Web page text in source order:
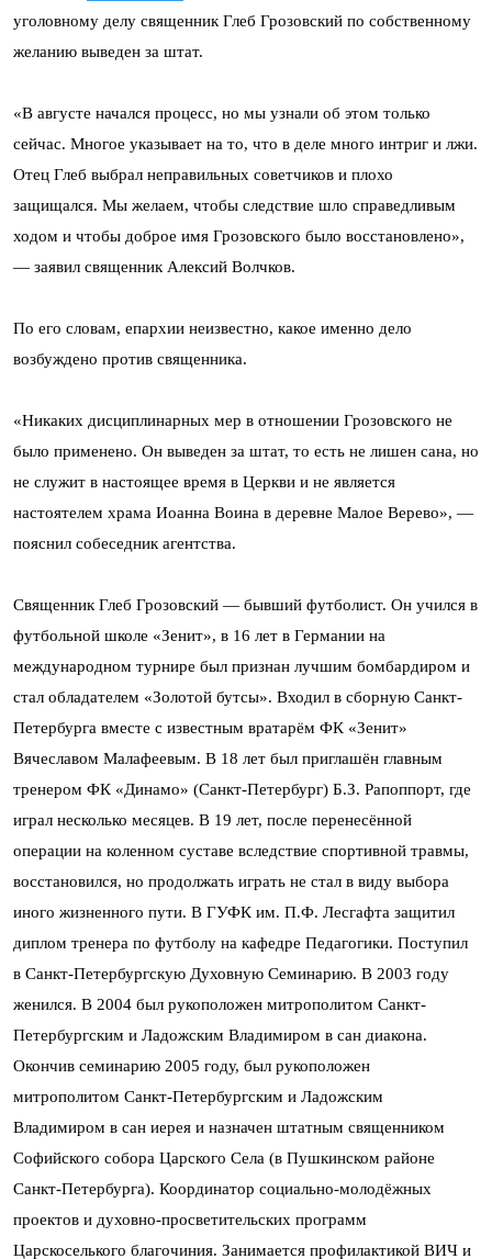
уголовному делу священник Глеб Грозовский по собственному
желанию выведен за штат.
«В августе начался процесс, но мы узнали об этом только
сейчас. Многое указывает на то, что в деле много интриг и лжи.
Отец Глеб выбрал неправильных советчиков и плохо
защищался. Мы желаем, чтобы следствие шло справедливым
ходом и чтобы доброе имя Грозовского было восстановлено»,
— заявил священник Алексий Волчков.
По его словам, епархии неизвестно, какое именно дело
возбуждено против священника.
«Никаких дисциплинарных мер в отношении Грозовского не
было применено. Он выведен за штат, то есть не лишен сана, но
не служит в настоящее время в Церкви и не является
настоятелем храма Иоанна Воина в деревне Малое Верево», —
пояснил собеседник агентства.
Священник Глеб Грозовский — бывший футболист. Он учился в
футбольной школе «Зенит», в 16 лет в Германии на
международном турнире был признан лучшим бомбардиром и
стал обладателем «Золотой бутсы». Входил в сборную Санкт-
Петербурга вместе с известным вратарём ФК «Зенит»
Вячеславом Малафеевым. В 18 лет был приглашён главным
тренером ФК «Динамо» (Санкт-Петербург) Б.З. Рапоппорт, где
играл несколько месяцев. В 19 лет, после перенесённой
операции на коленном суставе вследствие спортивной травмы,
восстановился, но продолжать играть не стал в виду выбора
иного жизненного пути. В ГУФК им. П.Ф. Лесгафта защитил
диплом тренера по футболу на кафедре Педагогики. Поступил
в Санкт-Петербургскую Духовную Семинарию. В 2003 году
женился. В 2004 был рукоположен митрополитом Санкт-
Петербургским и Ладожским Владимиром в сан диакона.
Окончив семинарию 2005 году, был рукоположен
митрополитом Санкт-Петербургским и Ладожским
Владимиром в сан иерея и назначен штатным священником
Софийского собора Царского Села (в Пушкинском районе
Санкт-Петербурга). Координатор социально-молодёжных
проектов и духовно-просветительских программ
Царскоселького благочиния. Занимается профилактикой ВИЧ и